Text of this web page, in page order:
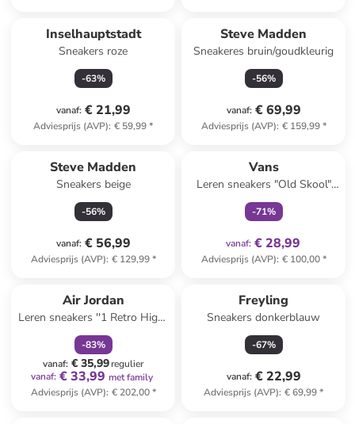
Inselhauptstadt
Sneakers roze
-63%
vanaf: € 21,99
Adviesprijs (AVP): € 59,99*
Steve Madden
Sneakeres bruin/goudkleurig
-56%
vanaf: € 69,99
Adviesprijs (AVP): € 159,99*
Steve Madden
Sneakers beige
-56%
vanaf: € 56,99
Adviesprijs (AVP): € 129,99*
Vans
Leren sneakers "Old Skool"
beige
-71%
vanaf: € 28,99
Adviesprijs (AVP): € 100,00*
Air Jordan
Leren sneakers ''1 Retro High''
geel/blauw
-83%
vanaf: € 35,99regulier
vanaf: € 33,99 met family
Adviesprijs (AVP): € 202,00*
Freyling
Sneakers donkerblauw
-67%
vanaf: € 22,99
Adviesprijs (AVP): € 69,99*